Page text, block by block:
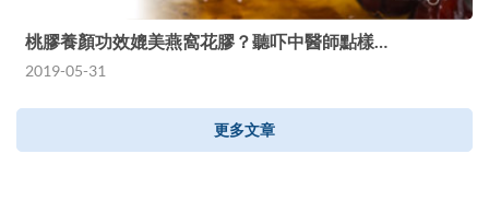
桃膠養顏功效媲美燕窩花膠？聽吓中醫師點樣…
2019-05-31
更多文章